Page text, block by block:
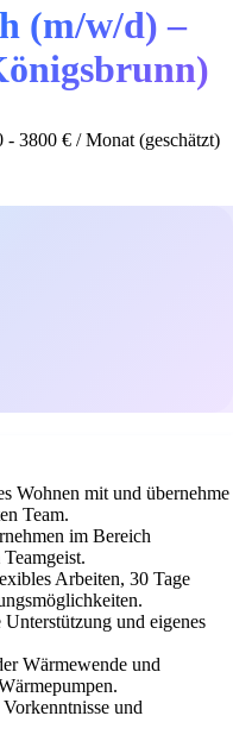
(m/w/d) –
- 3800 € / Monat (geschätzt)
Wohnen mit und übernehme
Team.
im Bereich
Arbeiten, 30 Tage
und eigenes
Wärmewende und
und